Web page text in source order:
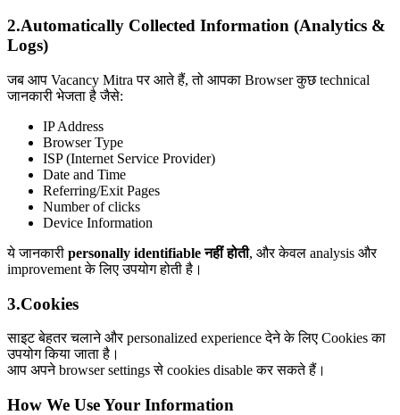
2.Automatically Collected Information (Analytics &
Logs)
जब आप Vacancy Mitra पर आते हैं, तो आपका Browser कुछ technical
जानकारी भेजता है जैसे:
IP Address
Browser Type
ISP (Internet Service Provider)
Date and Time
Referring/Exit Pages
Number of clicks
Device Information
ये जानकारी personally identifiable नहीं होती, और केवल analysis और
improvement के लिए उपयोग होती है।
3.Cookies
साइट बेहतर चलाने और personalized experience देने के लिए Cookies का
उपयोग किया जाता है।
आप अपने browser settings से cookies disable कर सकते हैं।
How We Use Your Information